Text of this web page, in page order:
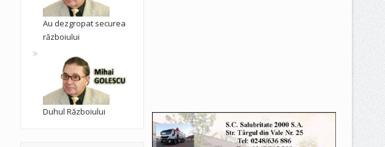
Au dezgropat securea
războiului
Duhul Războiului